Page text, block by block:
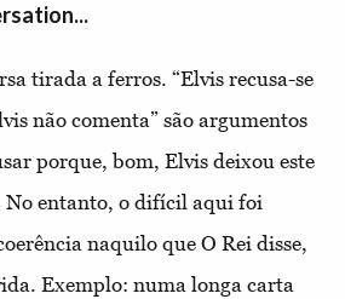
tirada a ferros. “Elvis recusa-se
não comenta” são argumentos
porque, bom, Elvis deixou este
No entanto, o difícil aqui foi
naquilo que O Rei disse,
Exemplo: numa longa carta